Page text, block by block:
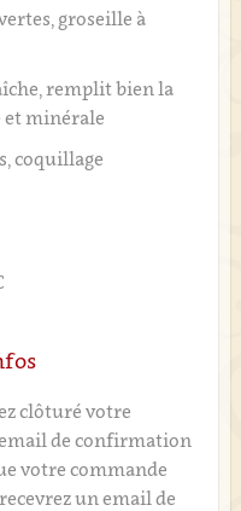
groseille à
remplit bien la
et minérale
coquillage
clôturé votre
de confirmation
votre commande
un email de